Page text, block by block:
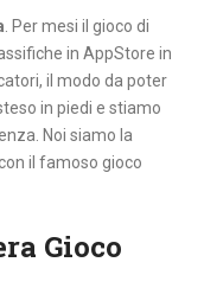
. Per mesi il gioco di
in AppStore in
il modo da poter
in piedi e stiamo
Noi siamo la
il famoso gioco
Gioco